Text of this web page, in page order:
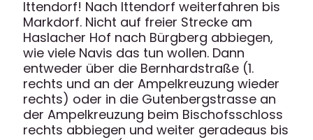
Ittendorf! Nach Ittendorf weiterfahren bis
Markdorf. Nicht auf freier Strecke am
Haslacher Hof nach Bürgberg abbiegen,
wie viele Navis das tun wollen. Dann
entweder über die Bernhardstraße (1.
rechts und an der Ampelkreuzung wieder
rechts) oder in die Gutenbergstrasse an
der Ampelkreuzung beim Bischofsschloss
rechts abbiegen und weiter geradeaus bis